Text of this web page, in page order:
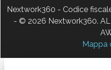
Nextwork360 - Codice
- © 2026 Nextwork360.
Mappa